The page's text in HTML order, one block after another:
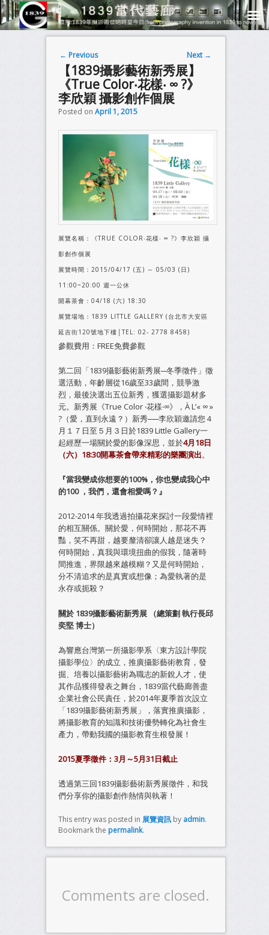
Post navigation
← Previous Next →
【1839攝影藝術新秀展】
《True Color‧花樣‧ ∞ ?》
李欣穎 攝影創作個展
Posted on April 1, 2015
展覽名稱：《TRUE COLOR‧花樣‧ ∞ ?》李欣穎 攝
影創作個展
展覽時間：2015/04/17 (五) ～ 05/03 (日)
11:00~20:00 週一公休
開幕茶會：04/18 (六) 18:30
展覽場地：1839 LITTLE GALLERY (台北市大安區
延吉街120號地下樓│TEL: 02- 2778 8458)
參觀費用：FREE免費參觀
第二回「1839攝影藝術新秀展─冬季徵件」徵
選活動，年齡層從16歲至33歲間，競爭激
烈，最後決選出五位新秀，獲選攝影題材多
元。新秀展《True Color ‧花樣‧∞》，À L’« ∞ »
?（愛，直到永遠？）新秀──李欣穎邀請您４
月１７日至５月３日於1839 Little Gallery一
起經歷一場關於愛的影像深思，並於4月18日
（六）18:30開幕茶會帶來精彩的樂團演出。
『當我變成你想要的100%，你也變成我心中
的100 ，我們，還會相愛嗎？』
2012-2014 年我透過拍攝花來探討一段愛情裡
的相互關係。關於愛，何時開始，那花不再
豔，笑不再甜，越要釐清卻讓人越是迷失？
何時開始，真我與環境扭曲的假我，隨著時
間推進，界限越來越模糊？又是何時開始，
分不清追求的是真實或想像；為愛執著的是
永存或扼殺？
關於 1839攝影藝術新秀展 （總策劃執行長邱
奕堅博士）
為響應台灣第一所攝影學系〈東方設計學院
攝影學位〉的成立，推廣攝影藝術教育，發
掘、培養以攝影藝術為職志的新銳人才，使
其作品獲得發表之舞台，1839當代藝廊善盡
企業社會公民責任，於2014年夏季首次設立
「1839攝影藝術新秀展」，落實推廣攝影，
將攝影教育的知識和技術優勢轉化為社會生
產力，帶動我國的攝影教育生根發展！
2015夏季徵件：3月～5月31日截止
透過第三回1839攝影藝術新秀展徵件，和我
們分享你的攝影創作熱情與執著！
This entry was posted in 展覽資訊by admin.
Bookmark the permalink.
Comments are closed.